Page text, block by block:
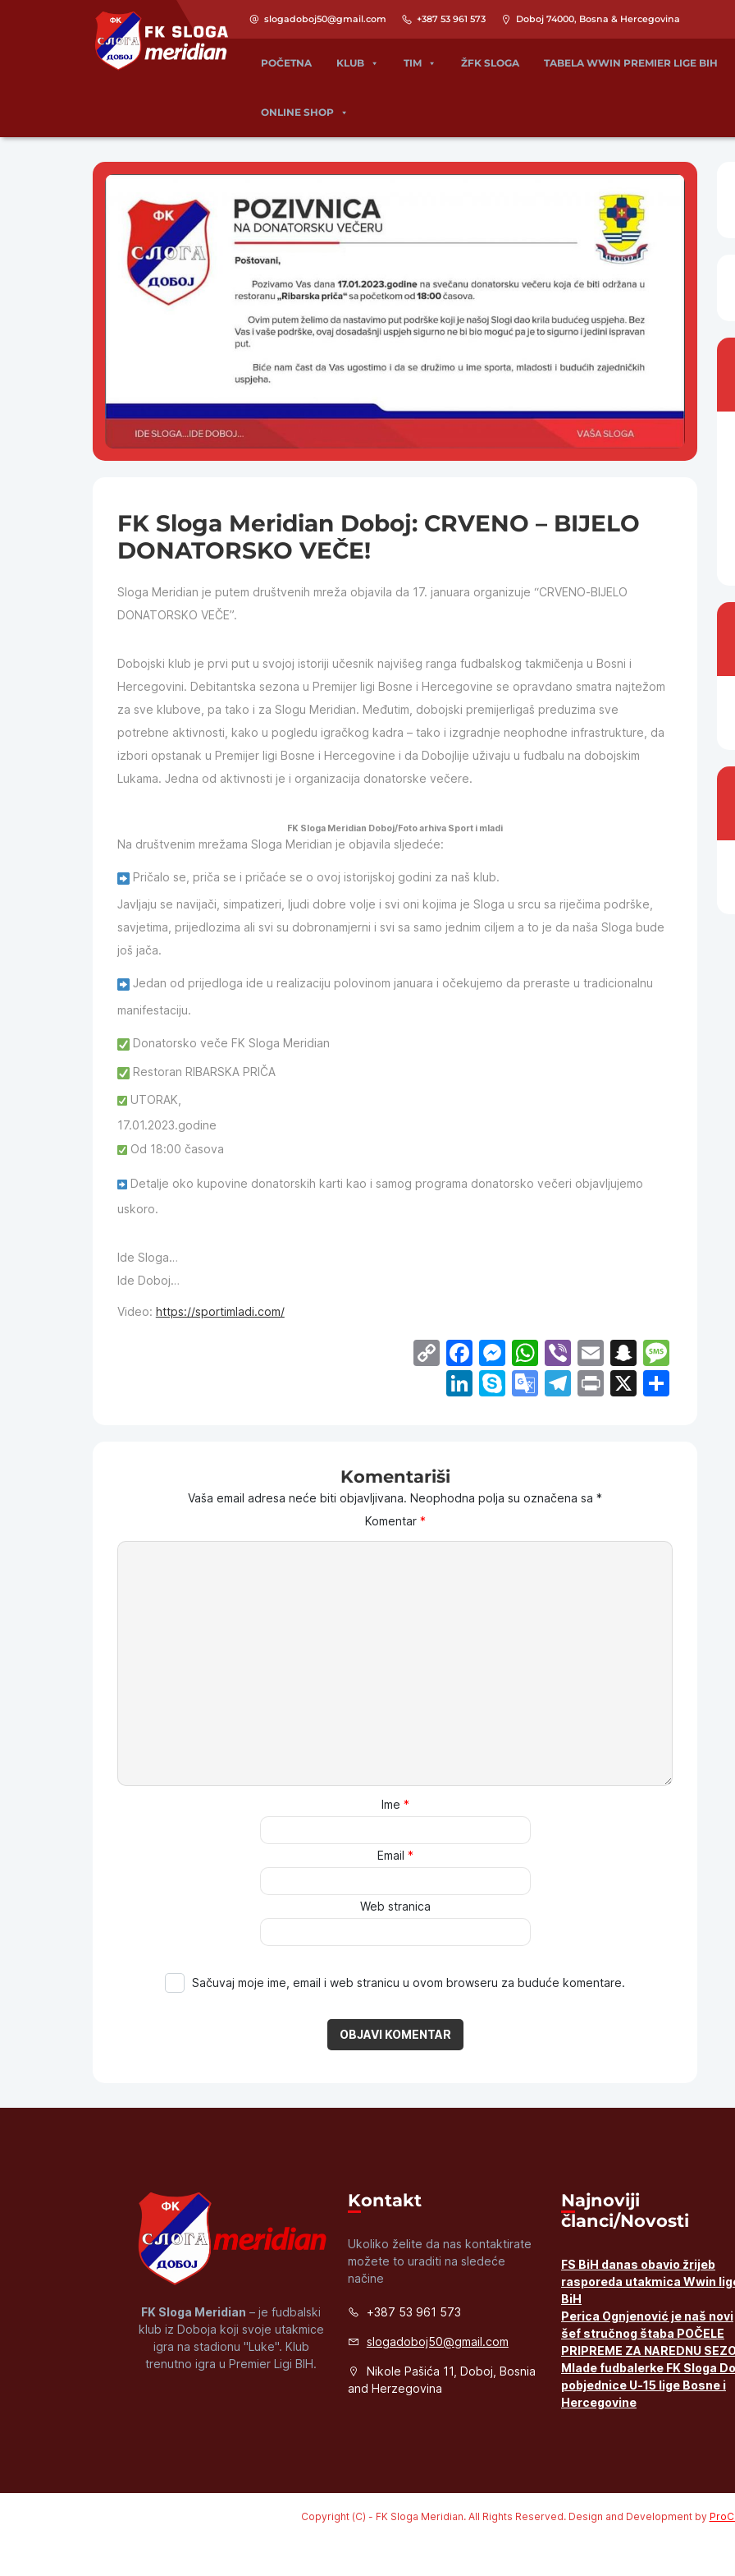
slogadoboj50@gmail.com +387 53 961 573 Doboj 74000, Bosna & Hercegovina
POČETNA KLUB TIM ŽFK SLOGA TABELA WWIN PREMIER LIGE BIH
ONLINE SHOP
FK Sloga Meridian Doboj: CRVENO – BIJELO
DONATORSKO VEČE!
Sloga Meridian je putem društvenih mreža objavila da 17. januara organizuje “CRVENO-BIJELO
DONATORSKO VEČE”.
Dobojski klub je prvi put u svojoj istoriji učesnik najvišeg ranga fudbalskog takmičenja u Bosni i
Hercegovini. Debitantska sezona u Premijer ligi Bosne i Hercegovine se opravdano smatra najtežom
za sve klubove, pa tako i za Slogu Meridian. Međutim, dobojski premijerligaš preduzima sve
potrebne aktivnosti, kako u pogledu igračkog kadra – tako i izgradnje neophodne infrastrukture, da
izbori opstanak u Premijer ligi Bosne i Hercegovine i da Dobojlije uživaju u fudbalu na dobojskim
Lukama. Jedna od aktivnosti je i organizacija donatorske večere.
FK Sloga Meridian Doboj/Foto arhiva Sport i mladi
Na društvenim mrežama Sloga Meridian je objavila sljedeće:
Pričalo se, priča se i pričaće se o ovoj istorijskoj godini za naš klub.
Javljaju se navijači, simpatizeri, ljudi dobre volje i svi oni kojima je Sloga u srcu sa riječima podrške,
savjetima, prijedlozima ali svi su dobronamjerni i svi sa samo jednim ciljem a to je da naša Sloga bude
još jača.
Jedan od prijedloga ide u realizaciju polovinom januara i očekujemo da preraste u tradicionalnu
manifestaciju.
Donatorsko veče FK Sloga Meridian
Restoran RIBARSKA PRIČA
UTORAK,
17.01.2023.godine
Od 18:00 časova
Detalje oko kupovine donatorskih karti kao i samog programa donatorsko večeri objavljujemo
uskoro.
Ide Sloga…
Ide Doboj…
Video: https://sportimladi.com/
Copy
Link
Facebook
Messenger
WhatsApp
ViberEmailSnapchat
LinkedIn
Skype
Google
Telegram
Print
X
Komentariši
Vaša email adresa neće biti objavljivana. Neophodna polja su označena sa*
Komentar *
Ime *
Email *
Web stranica
Sačuvaj moje ime, email i web stranicu u ovom browseru za buduće komentare.
FK Sloga Meridian – je fudbalski
klub iz Doboja koji svoje utakmice
igra na stadionu "Luke". Klub
trenutno igra u Premier Ligi BIH.
Kontakt
Ukoliko želite da nas kontaktirate
možete to uraditi na sledeće
načine
+387 53 961 573
slogadoboj50@gmail.com
Nikole Pašića 11, Doboj, Bosnia
and Herzegovina
Najnoviji
članci/Novosti
FS BiH danas obavio žrijeb
rasporeda utakmica Wwin
BiH
Perica Ognjenović je naš novi
šef stručnog štaba POČELE
PRIPREME ZA NAREDNU
Mlade fudbalerke FK Sloga
pobjednice U-15 lige Bosne i
Hercegovine
Copyright (C) - FK Sloga Meridian. All Rights Reserved. Design and Development by